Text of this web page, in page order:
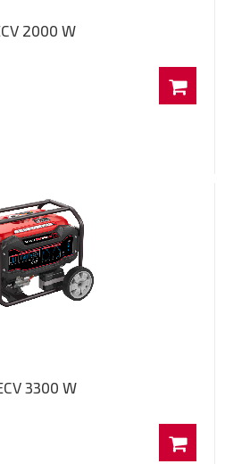
2000 W
3300 W